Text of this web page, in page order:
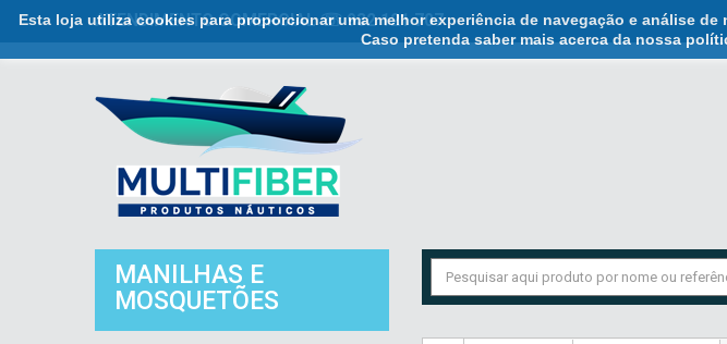
Esta loja utiliza cookies para proporcionar uma melhor experiência de navegação e análise
Caso pretenda saber mais acerca da nossa
ATENDIMENTO COMERCIAL ☏ 932 121 707
MANILHAS E
MOSQUETÕES